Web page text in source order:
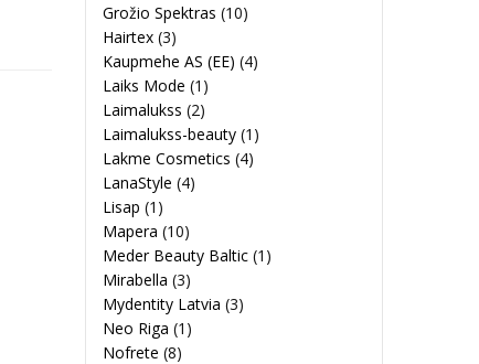
Grožio Spektras (10)
Hairtex (3)
Kaupmehe AS (EE) (4)
Laiks Mode (1)
Laimalukss (2)
Laimalukss-beauty (1)
Lakme Cosmetics (4)
LanaStyle (4)
Lisap (1)
Mapera (10)
Meder Beauty Baltic (1)
Mirabella (3)
Mydentity Latvia (3)
Neo Riga (1)
Nofrete (8)